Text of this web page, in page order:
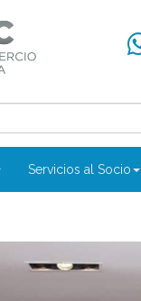
Servicios al Socio